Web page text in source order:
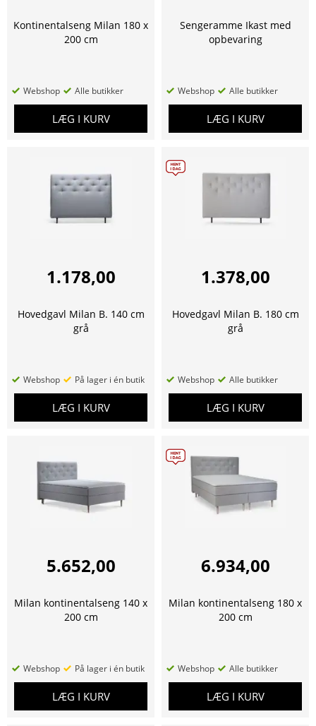
Kontinentalseng Milan 180 x
200 cm
Webshop Alle butikker
LÆG I KURV
Sengeramme Ikast med
opbevaring
Webshop Alle butikker
LÆG I KURV
1.178,00
Hovedgavl Milan B. 140 cm
grå
Webshop På lager i én butik
LÆG I KURV
1.378,00
Hovedgavl Milan B. 180 cm
grå
Webshop Alle butikker
LÆG I KURV
5.652,00
Milan kontinentalseng 140 x
200 cm
Webshop På lager i én butik
LÆG I KURV
6.934,00
Milan kontinentalseng 180 x
200 cm
Webshop Alle butikker
LÆG I KURV